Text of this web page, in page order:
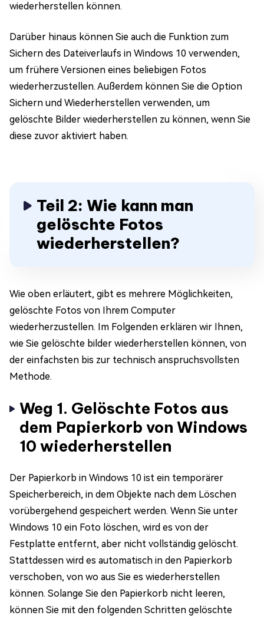
wiederherstellen können.
Darüber hinaus können Sie auch die Funktion zum
Sichern des Dateiverlaufs in Windows 10 verwenden,
um frühere Versionen eines beliebigen Fotos
wiederherzustellen. Außerdem können Sie die Option
Sichern und Wiederherstellen verwenden, um
gelöschte Bilder wiederherstellen zu können, wenn Sie
diese zuvor aktiviert haben.
Teil 2: Wie kann man
gelöschte Fotos
wiederherstellen?
Wie oben erläutert, gibt es mehrere Möglichkeiten,
gelöschte Fotos von Ihrem Computer
wiederherzustellen. Im Folgenden erklären wir Ihnen,
wie Sie gelöschte bilder wiederherstellen können, von
der einfachsten bis zur technisch anspruchsvollsten
Methode.
Weg 1. Gelöschte Fotos aus
dem Papierkorb von Windows
10 wiederherstellen
Der Papierkorb in Windows 10 ist ein temporärer
Speicherbereich, in dem Objekte nach dem Löschen
vorübergehend gespeichert werden. Wenn Sie unter
Windows 10 ein Foto löschen, wird es von der
Festplatte entfernt, aber nicht vollständig gelöscht.
Stattdessen wird es automatisch in den Papierkorb
verschoben, von wo aus Sie es wiederherstellen
können. Solange Sie den Papierkorb nicht leeren,
können Sie mit den folgenden Schritten gelöschte